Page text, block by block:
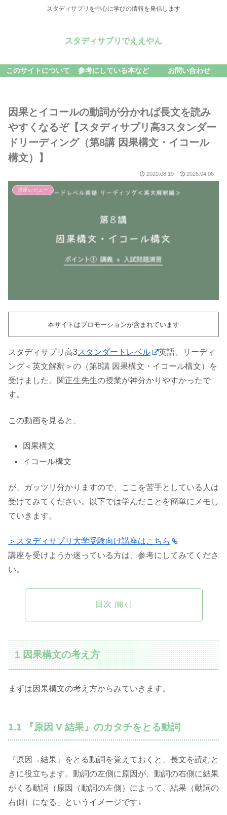
スタディサプリを中心に学びの情報を発信します
スタディサプリでええやん
このサイトについて 参考にしている本など お問い合わせ
因果とイコールの動詞が分かれば長文を読み
やすくなるぞ【スタディサプリ高3スタンダー
ドリーディング（第8講 因果構文・イコール
構文）】
2020.08.19 2026.04.06
講座レビュー
本サイトはプロモーションが含まれています
スタディサプリ高3スタンダートレベル
英語、リーディ
ング＜英文解釈＞の（第8講 因果構文・イコール構文）を
受けました。関正生先生の授業が神分かりやすかったで
す。
この動画を見ると、
因果構文
イコール構文
が、ガッツリ分かりますので、ここを苦手としている人は
受けてみてください。以下では学んだことを簡単にメモし
ていきます。
＞スタディサプリ大学受験向け講座はこちら
講座を受けようか迷っている方は、参考にしてみてくださ
い。
目次
1 因果構文の考え方
まずは因果構文の考え方からみていきます。
1.1 『原因 V 結果』のカタチをとる動詞
『原因→結果』をとる動詞を覚えておくと、長文を読むと
きに役立ちます。動詞の左側に原因が、動詞の右側に結果
がくる動詞（原因（動詞の左側）によって、結果（動詞の
右側）になる」というイメージです↓